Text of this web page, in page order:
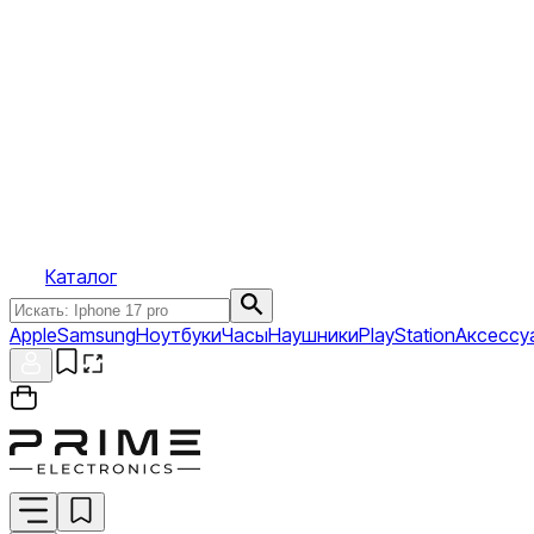
Каталог
AppleSamsungНоутбукиЧасыНаушникиPlayStation